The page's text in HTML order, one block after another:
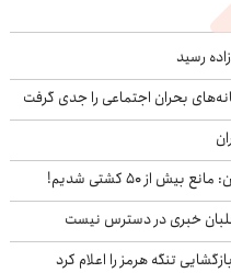
رسید
از ۵۰ کشتی شدیم!
خبری در دسترس نیست
تنگه هرمز را اعلام کرد